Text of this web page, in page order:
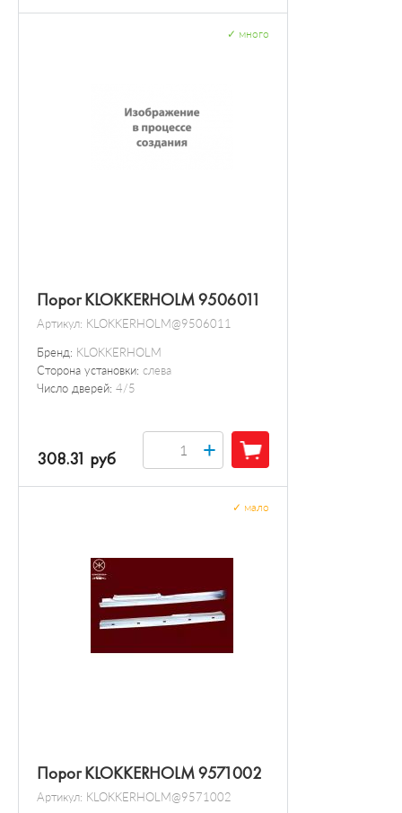
Порог KLOKKERHOLM 9506011
Артикул: KLOKKERHOLM@9506011
Бренд: KLOKKERHOLM
Сторона установки: слева
Число дверей: 4/5
много
308.31 руб +
Порог KLOKKERHOLM 9571002
Артикул: KLOKKERHOLM@9571002
мало